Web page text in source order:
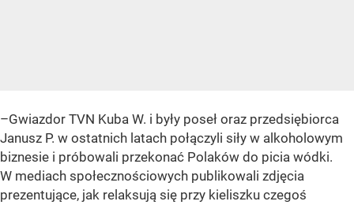
–Gwiazdor TVN Kuba W. i były poseł oraz przedsiębiorca
Janusz P. w ostatnich latach połączyli siły w alkoholowym
biznesie i próbowali przekonać Polaków do picia wódki.
W mediach społecznościowych publikowali zdjęcia
prezentujące, jak relaksują się przy kieliszku czegoś